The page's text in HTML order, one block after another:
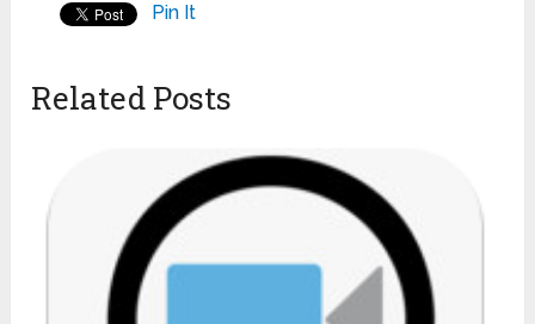
Pin It
Related Posts